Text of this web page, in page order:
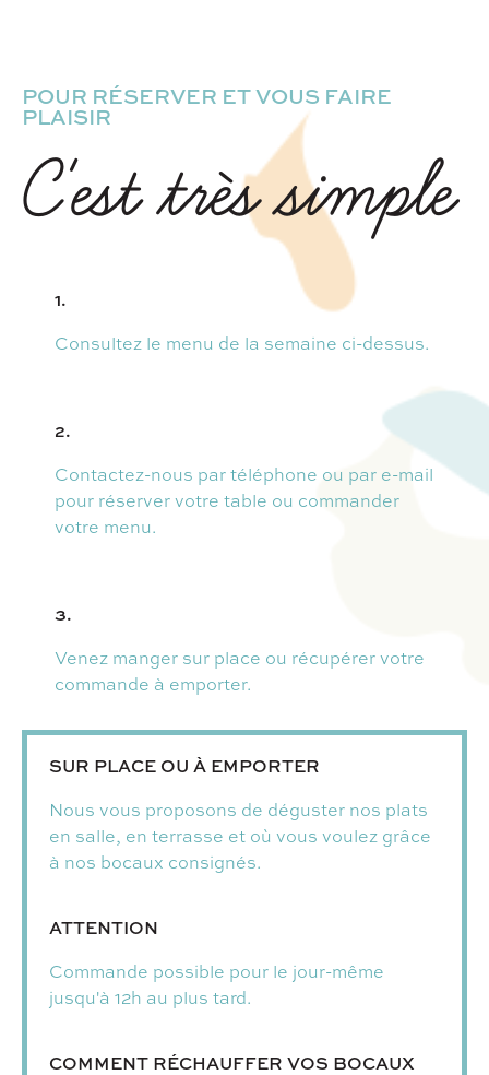
POUR RÉSERVER ET VOUS FAIRE
PLAISIR
C'est très simple
1.
Consultez le menu de la semaine ci-dessus.
2.
Contactez-nous par téléphone ou par e-mail
pour réserver votre table ou commander
votre menu.
3.
Venez manger sur place ou récupérer votre
commande à emporter.
SUR PLACE OU À EMPORTER
Nous vous proposons de déguster nos plats
en salle, en terrasse et où vous voulez grâce
à nos bocaux consignés.
ATTENTION
Commande possible pour le jour-même
jusqu'à 12h au plus tard.
COMMENT RÉCHAUFFER VOS BOCAUX